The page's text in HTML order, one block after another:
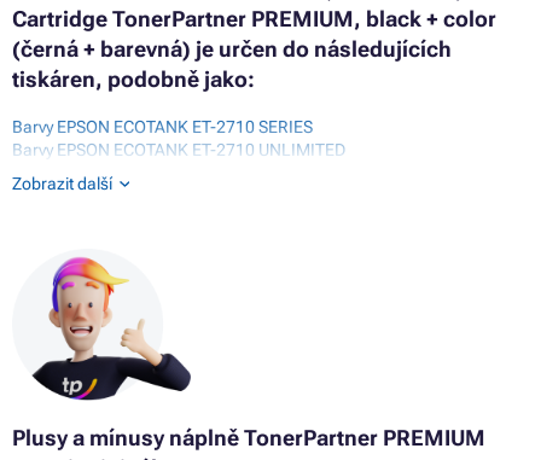
Cartridge TonerPartner PREMIUM, black + color
(černá + barevná) je určen do následujících
tiskáren, podobně jako:
Barvy EPSON ECOTANK ET-2710 SERIES
Barvy EPSON ECOTANK ET-2710 UNLIMITED
Barvy EPSON ECOTANK ET-2711
Barvy EPSON ECOTANK ET-2712
Barvy EPSON ECOTANK ET-2715
Barvy EPSON ECOTANK ET-2720
Barvy EPSON ECOTANK ET-2720 UNLIMITED
Barvy EPSON ECOTANK ET-2721
Barvy EPSON ECOTANK ET-2726
Barvy EPSON ECOTANK ET-2726 UNLIMITED
Barvy EPSON ECOTANK ET-2810
Barvy EPSON ECOTANK ET-2811
Barvy EPSON ECOTANK ET-2812
Zobrazit další
Plusy a mínusy náplněTonerPartner PREMIUM